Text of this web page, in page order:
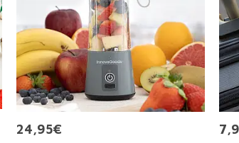
24,95€